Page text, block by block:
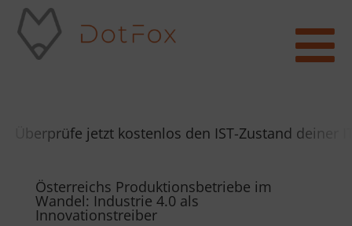

jetzt kostenlos den IST-Zustand deiner IT-
Österreichs Produktionsbetriebe im
Wandel: Industrie 4.0 als
Innovationstreiber